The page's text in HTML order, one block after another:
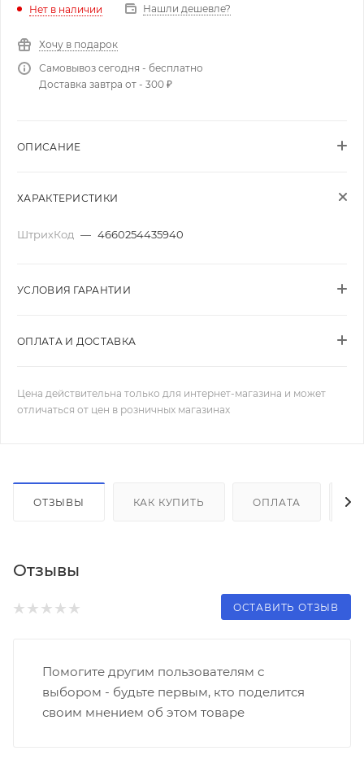
Нет в наличии Нашли дешевле?
Хочу в подарок
Самовывоз сегодня - бесплатно
Доставка завтра от - 300 ₽
ОПИСАНИЕ
ХАРАКТЕРИСТИКИ
ШтрихКод — 4660254435940
УСЛОВИЯ ГАРАНТИИ
ОПЛАТА И ДОСТАВКА
Цена действительна только для интернет-магазина и может
отличаться от цен в розничных магазинах
ОТЗЫВЫ КАК КУПИТЬ ОПЛАТА
Отзывы
ОСТАВИТЬ ОТЗЫВ
Помогите другим пользователям с
выбором - будьте первым, кто поделится
своим мнением об этом товаре